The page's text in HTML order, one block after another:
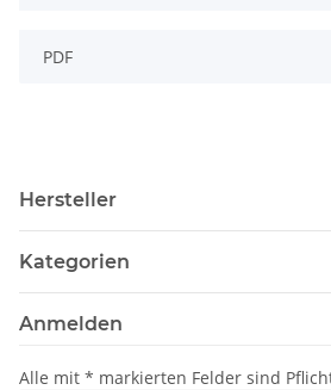
PDF
Hersteller
Kategorien
Anmelden
Alle mit * markierten Felder sind